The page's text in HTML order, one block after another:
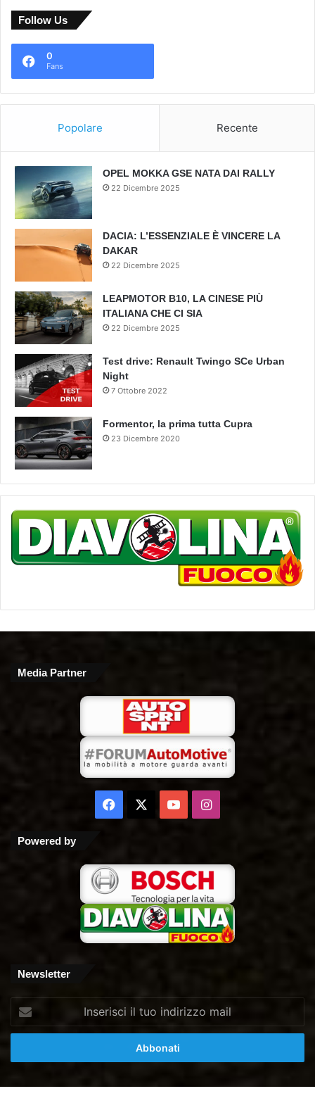
Follow Us
0
Fans
Popolare Recente
OPEL MOKKA GSE NATA DAI RALLY
22 Dicembre 2025
DACIA: L’ESSENZIALE È VINCERE LA
DAKAR
22 Dicembre 2025
LEAPMOTOR B10, LA CINESE PIÙ
ITALIANA CHE CI SIA
22 Dicembre 2025
Test drive: Renault Twingo SCe Urban
Night
7 Ottobre 2022
Formentor, la prima tutta Cupra
23 Dicembre 2020
Media Partner
Facebook
You Instagram
Powered by
Newsletter
tuo
mail